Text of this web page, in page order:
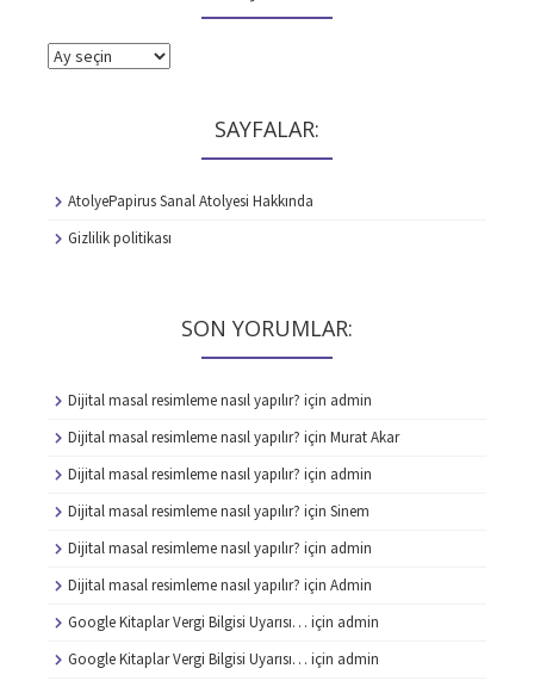
ARŞİVLER
SAYFALAR:
AtolyePapirus Sanal Atolyesi Hakkında
Gizlilik politikası
SON YORUMLAR:
Dijital masal resimleme nasıl yapılır? için admin
Dijital masal resimleme nasıl yapılır? için Murat Akar
Dijital masal resimleme nasıl yapılır? için admin
Dijital masal resimleme nasıl yapılır? için Sinem
Dijital masal resimleme nasıl yapılır? için admin
Dijital masal resimleme nasıl yapılır? için Admin
Google Kitaplar Vergi Bilgisi Uyarısı… için admin
Google Kitaplar Vergi Bilgisi Uyarısı… için admin